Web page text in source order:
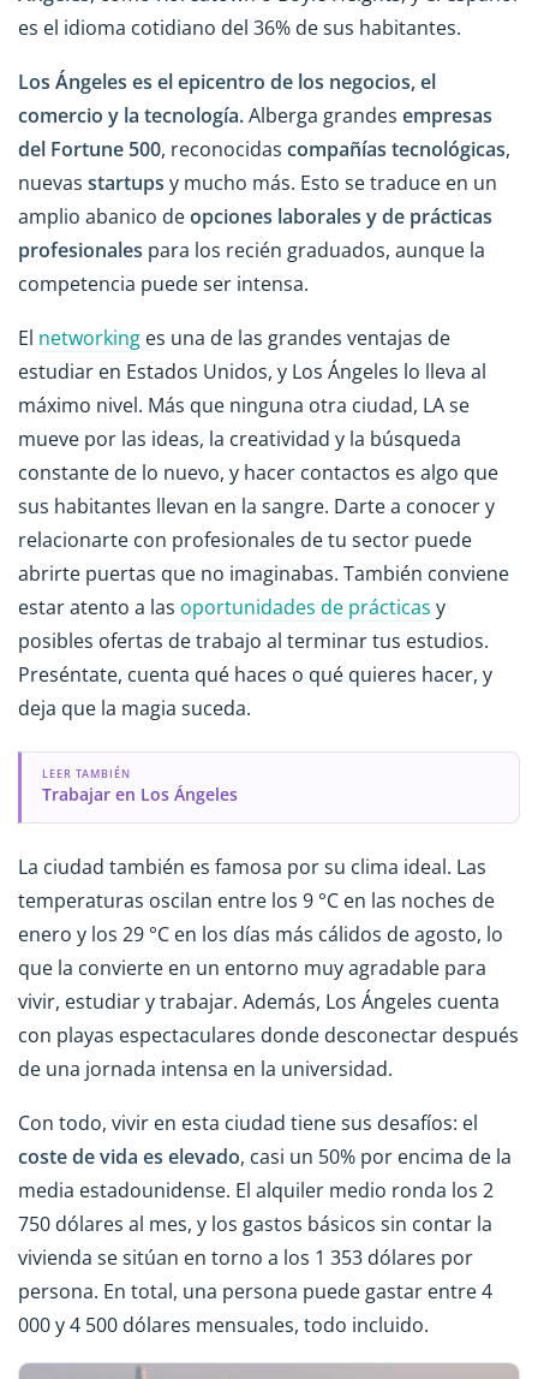
es el idioma cotidiano del 36% de sus habitantes.
Los Ángeles es el epicentro de los negocios, el
comercio y la tecnología.Alberga grandes empresas
del Fortune 500, reconocidas compañías tecnológicas,
nuevas startups y mucho más. Esto se traduce en un
amplio abanico deopciones laborales y de prácticas
profesionales para los recién graduados, aunque la
competencia puede ser intensa.
El networking es una de las grandes ventajas de
estudiar en Estados Unidos, y Los Ángeles lo lleva al
máximo nivel. Más que ninguna otra ciudad, LA se
mueve por las ideas, la creatividad y la búsqueda
constante de lo nuevo, y hacer contactos es algo que
sus habitantes llevan en la sangre. Darte a conocer y
relacionarte con profesionales de tu sector puede
abrirte puertas que no imaginabas. También conviene
estar atento a las oportunidades de prácticas y
posibles ofertas de trabajo al terminar tus estudios.
Preséntate, cuenta qué haces o qué quieres hacer, y
deja que la magia suceda.
LEER TAMBIÉN
Trabajar en Los Ángeles
La ciudad también es famosa por su clima ideal. Las
temperaturas oscilan entre los 9 °C en las noches de
enero y los 29 °C en los días más cálidos de agosto, lo
que la convierte en un entorno muy agradable para
vivir, estudiar y trabajar. Además, Los Ángeles cuenta
con playas espectaculares donde desconectar después
de una jornada intensa en la universidad.
Con todo, vivir en esta ciudad tiene sus desafíos: el
coste de vida es elevado, casi un 50% por encima de la
media estadounidense. El alquiler medio ronda los 2
750 dólares al mes, y los gastos básicos sin contar la
vivienda se sitúan en torno a los 1 353 dólares por
persona. En total, una persona puede gastar entre 4
000 y 4 500 dólares mensuales, todo incluido.